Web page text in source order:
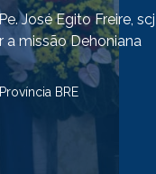
José Egito Freire, scj
a missão Dehoniana
BRE